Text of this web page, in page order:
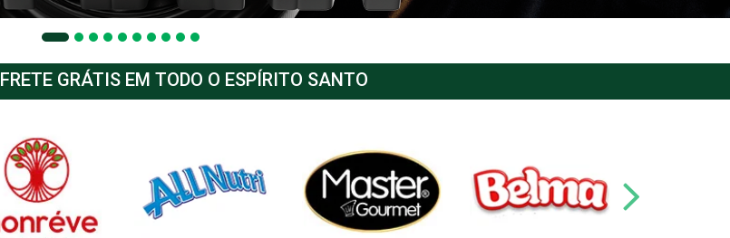
FRETE GRÁTIS EM TODO O ESPÍRITO SANTO